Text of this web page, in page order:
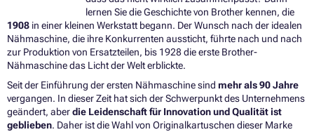
lernen Sie die Geschichte von Brother kennen, die
1908 in einer kleinen Werkstatt begann. Der Wunsch nach der idealen
Nähmaschine, die ihre Konkurrenten aussticht, führte nach und nach
zur Produktion von Ersatzteilen, bis 1928 die erste Brother-
Nähmaschine das Licht der Welt erblickte.
Seit der Einführung der ersten Nähmaschine sind mehr als 90 Jahre
vergangen. In dieser Zeit hat sich der Schwerpunkt des Unternehmens
geändert, aberdie Leidenschaft für Innovation und Qualität ist
geblieben. Daher ist die Wahl von Originalkartuschen dieser Marke